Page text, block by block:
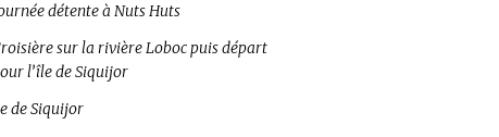
détente à Nuts Huts
sur la rivière Loboc puis départ
l’île de Siquijor
de Siquijor